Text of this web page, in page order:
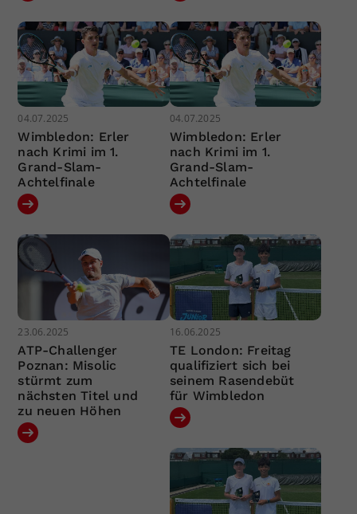
04.07.2025
Wimbledon: Erler
nach Krimi im 1.
Grand-Slam-
Achtelfinale
04.07.2025
Wimbledon: Erler
nach Krimi im 1.
Grand-Slam-
Achtelfinale
23.06.2025
ATP-Challenger
Poznan: Misolic
stürmt zum
nächsten Titel und
zu neuen Höhen
16.06.2025
TE London: Freitag
qualifiziert sich bei
seinem Rasendebüt
für Wimbledon